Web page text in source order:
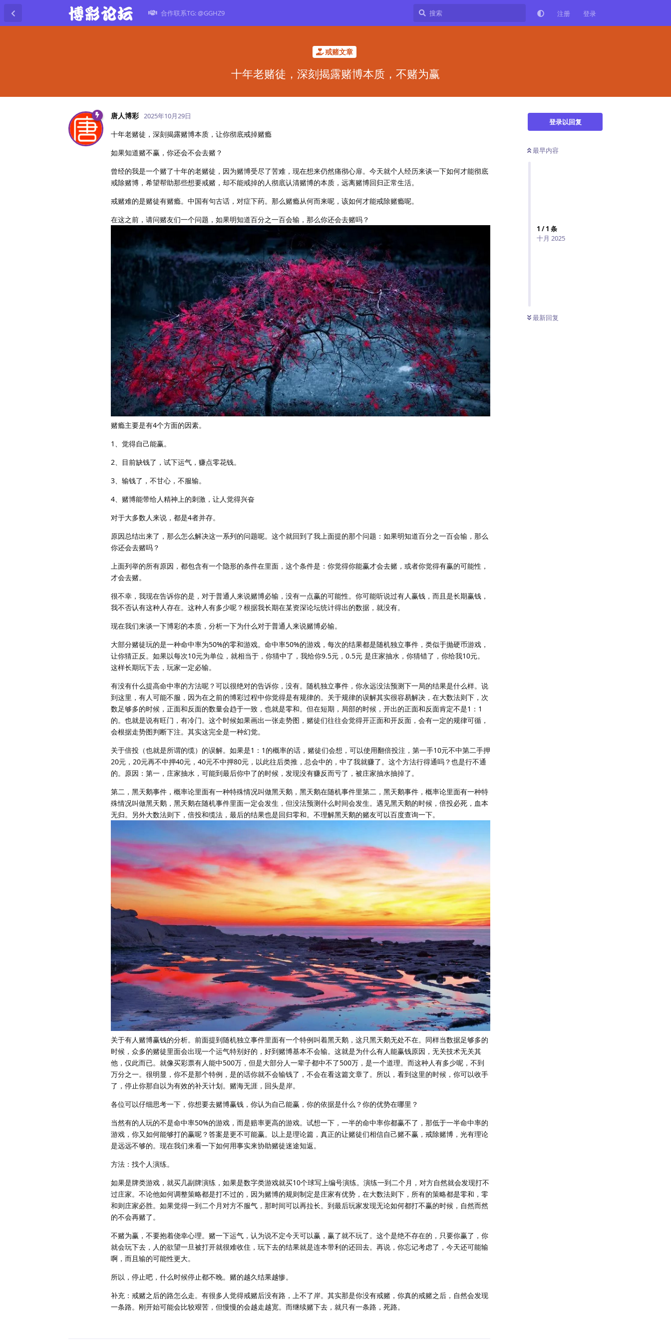
合作联系TG: @GGHZ9 注册 登录
戒赌文章
十年老赌徒，深刻揭露赌博本质，不赌为赢
登录以回复
最早内容
1 /1 条
十月 2025
最新回复
唐人博彩 2025年10月29日
十年老赌徒，深刻揭露赌博本质，让你彻底戒掉赌瘾
如果知道赌不赢，你还会不会去赌？
曾经的我是一个赌了十年的老赌徒，因为赌博受尽了苦难，现在想来仍然痛彻心扉。今天就个人经历来谈一下如何才能彻底
戒除赌博，希望帮助那些想要戒赌，却不能戒掉的人彻底认清赌博的本质，远离赌博回归正常生活。
戒赌难的是赌徒有赌瘾。中国有句古话，对症下药。那么赌瘾从何而来呢，该如何才能戒除赌瘾呢。
在这之前，请问赌友们一个问题，如果明知道百分之一百会输，那么你还会去赌吗？
赌瘾主要是有4个方面的因素。
1、觉得自己能赢。
2、目前缺钱了，试下运气，赚点零花钱。
3、输钱了，不甘心，不服输。
4、赌博能带给人精神上的刺激，让人觉得兴奋
对于大多数人来说，都是4者并存。
原因总结出来了，那么怎么解决这一系列的问题呢。这个就回到了我上面提的那个问题：如果明知道百分之一百会输，那么
你还会去赌吗？
上面列举的所有原因，都包含有一个隐形的条件在里面，这个条件是：你觉得你能赢才会去赌，或者你觉得有赢的可能性，
才会去赌。
很不幸，我现在告诉你的是，对于普通人来说赌博必输，没有一点赢的可能性。你可能听说过有人赢钱，而且是长期赢钱，
我不否认有这种人存在。这种人有多少呢？根据我长期在某资深论坛统计得出的数据，就没有。
现在我们来谈一下博彩的本质，分析一下为什么对于普通人来说赌博必输。
大部分赌徒玩的是一种命中率为50%的零和游戏。命中率50%的游戏，每次的结果都是随机独立事件，类似于抛硬币游戏，
让你猜正反。如果以每次10元为单位，就相当于，你猜中了，我给你9.5元，0.5元 是庄家抽水，你猜错了，你给我10元。
这样长期玩下去，玩家一定必输。
有没有什么提高命中率的方法呢？可以很绝对的告诉你，没有。随机独立事件，你永远没法预测下一局的结果是什么样。说
到这里，有人可能不服，因为在之前的博彩过程中你觉得是有规律的。关于规律的误解其实很容易解决，在大数法则下，次
数足够多的时候，正面和反面的数量会趋于一致，也就是零和。但在短期，局部的时候，开出的正面和反面肯定不是1：1
的。也就是说有旺门，有冷门。这个时候如果画出一张走势图，赌徒们往往会觉得开正面和开反面，会有一定的规律可循，
会根据走势图判断下注。其实这完全是一种幻觉。
关于倍投（也就是所谓的缆）的误解。如果是1：1的概率的话，赌徒们会想，可以使用翻倍投注，第一手10元不中第二手押
20元，20元再不中押40元，40元不中押80元，以此往后类推，总会中的，中了我就赚了。这个方法行得通吗？也是行不通
的。原因：第一，庄家抽水，可能到最后你中了的时候，发现没有赚反而亏了，被庄家抽水抽掉了。
第二，黑天鹅事件，概率论里面有一种特殊情况叫做黑天鹅，黑天鹅在随机事件里第二，黑天鹅事件，概率论里面有一种特
殊情况叫做黑天鹅，黑天鹅在随机事件里面一定会发生，但没法预测什么时间会发生。遇见黑天鹅的时候，倍投必死，血本
无归。另外大数法则下，倍投和缆法，最后的结果也是回归零和。不理解黑天鹅的赌友可以百度查询一下。
关于有人赌博赢钱的分析。前面提到随机独立事件里面有一个特例叫着黑天鹅，这只黑天鹅无处不在。同样当数据足够多的
时候，众多的赌徒里面会出现一个运气特别好的，好到赌博基本不会输。这就是为什么有人能赢钱原因，无关技术无关其
他，仅此而已。就像买彩票有人能中500万，但是大部分人一辈子都中不了500万，是一个道理。而这种人有多少呢，不到
万分之一。很明显，你不是那个特例，是的话你就不会输钱了，不会在看这篇文章了。所以，看到这里的时候，你可以收手
了，停止你那自以为有效的补天计划。赌海无涯，回头是岸。
各位可以仔细思考一下，你想要去赌博赢钱，你认为自己能赢，你的依据是什么？你的优势在哪里？
当然有的人玩的不是命中率50%的游戏，而是赔率更高的游戏。试想一下，一半的命中率你都赢不了，那低于一半命中率的
游戏，你又如何能够打的赢呢？答案是更不可能赢。以上是理论篇，真正的让赌徒们相信自己赌不赢，戒除赌博，光有理论
是远远不够的。现在我们来看一下如何用事实来协助赌徒迷途知返。
方法：找个人演练。
如果是牌类游戏，就买几副牌演练，如果是数字类游戏就买10个球写上编号演练。演练一到二个月，对方自然就会发现打不
过庄家。不论他如何调整策略都是打不过的，因为赌博的规则制定是庄家有优势，在大数法则下，所有的策略都是零和，零
和则庄家必胜。如果觉得一到二个月对方不服气，那时间可以再拉长。到最后玩家发现无论如何都打不赢的时候，自然而然
的不会再赌了。
不赌为赢，不要抱着侥幸心理。赌一下运气，认为说不定今天可以赢，赢了就不玩了。这个是绝不存在的，只要你赢了，你
就会玩下去，人的欲望一旦被打开就很难收住，玩下去的结果就是连本带利的还回去。再说，你忘记考虑了，今天还可能输
啊，而且输的可能性更大。
所以，停止吧，什么时候停止都不晚。赌的越久结果越惨。
补充：戒赌之后的路怎么走。有很多人觉得戒赌后没有路，上不了岸。其实那是你没有戒赌，你真的戒赌之后，自然会发现
一条路。刚开始可能会比较艰苦，但慢慢的会越走越宽。而继续赌下去，就只有一条路，死路。